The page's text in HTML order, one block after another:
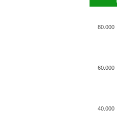
40.000
60.000
80.000